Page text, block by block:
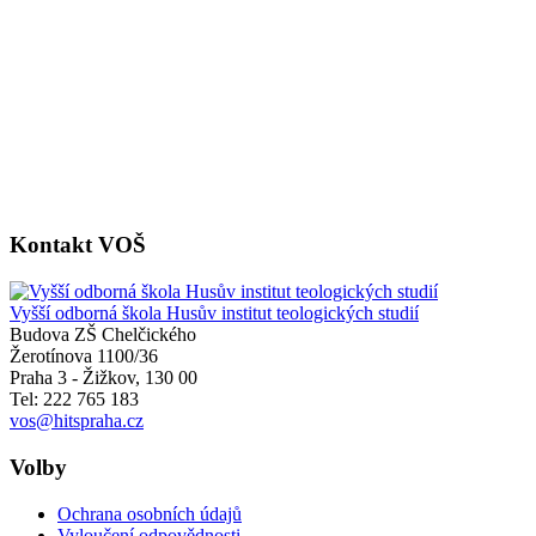
Kontakt VOŠ
Vyšší odborná škola Husův institut teologických studií
Budova ZŠ Chelčického
Žerotínova 1100/36
Praha 3 - Žižkov, 130 00
Tel: 222 765 183
vos@hitspraha.cz
Volby
Ochrana osobních údajů